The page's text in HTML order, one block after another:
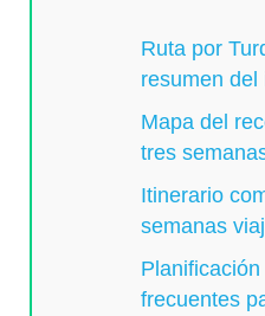
Ruta por
resumen del
Mapa del
tres
Itinerario
semanas
frecuentes